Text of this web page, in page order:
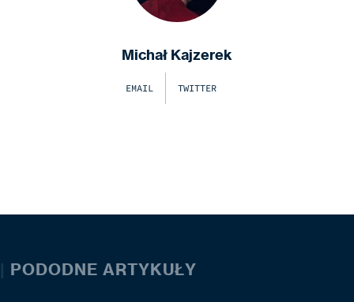
Michał Kajzerek
EMAIL TWITTER
| PODODNE ARTYKUŁY